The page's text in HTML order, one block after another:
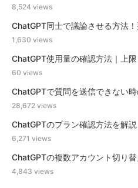
8,524 views
ChatGPT同士で議論させる方法
1,630 views
ChatGPT使用量の確認方法｜上
60 views
ChatGPTで質問を送信できない
28,672 views
ChatGPTのプラン確認方法を解
6,271 views
ChatGPTの複数アカウント切り
4,843 views